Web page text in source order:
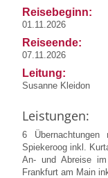
Reisebeginn:
01.11.2026
Reiseende:
07.11.2026
Leitung:
Susanne Kleidon
Leistungen:
6
Spiekeroog inkl.
An- und Abreise
Frankfurt am Main